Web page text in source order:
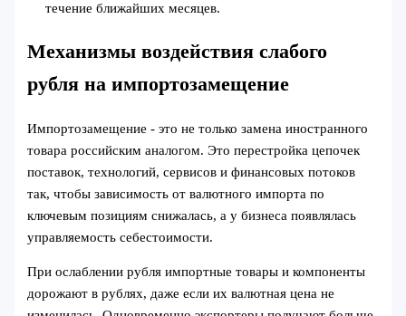
течение ближайших месяцев.
Механизмы воздействия слабого
рубля на импортозамещение
Импортозамещение - это не только замена иностранного
товара российским аналогом. Это перестройка цепочек
поставок, технологий, сервисов и финансовых потоков
так, чтобы зависимость от валютного импорта по
ключевым позициям снижалась, а у бизнеса появлялась
управляемость себестоимости.
При ослаблении рубля импортные товары и компоненты
дорожают в рублях, даже если их валютная цена не